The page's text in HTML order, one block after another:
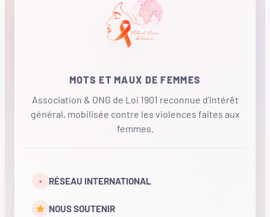
MOTS ET MAUX DE FEMMES
Association & ONG de Loi 1901 reconnue d'intérêt
général, mobilisée contre les violences faites aux
femmes.
• RÉSEAU INTERNATIONAL
NOUS SOUTENIR